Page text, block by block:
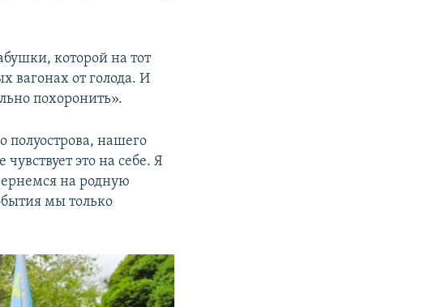
которой на тот
вагонах от голода. И
похоронить».
нашего
это на себе. Я
на родную
мы только